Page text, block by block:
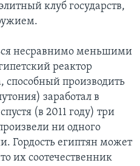
клуб государств,
несравнимо меньшими
реактор
способный производить
заработал в
(в 2011 году) три
ни одного
Гордость египтян может
их соотечественник